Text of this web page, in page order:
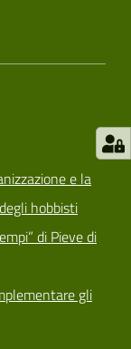
e la
hobbisti
di Pieve di
gli